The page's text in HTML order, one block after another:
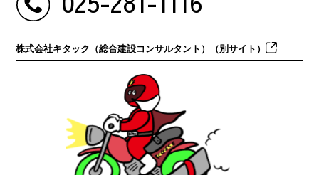
株式会社キタック（総合建設コンサルタント）（別サイト）